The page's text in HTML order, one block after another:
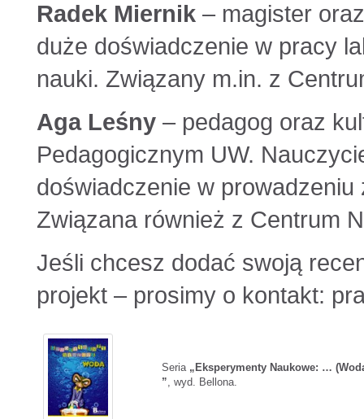
Radek Miernik– magister
duże doświadczenie w pracy
nauki. Związany m.in. z
Aga Leśny– pedagog oraz
Pedagogicznym UW.
doświadczenie w
Związana również z Centrum
Jeśli chcesz dodać swoją
projekt – prosimy o kontakt:
Seria „Eksperymenty Naukowe: …
”, wyd. Bellona.